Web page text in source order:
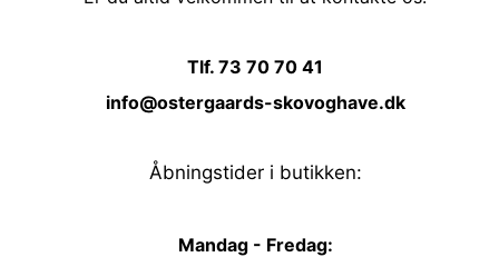
Tlf. 73 70 70 41
info@ostergaards-skovoghave.dk
Åbningstider i butikken:
Mandag - Fredag: